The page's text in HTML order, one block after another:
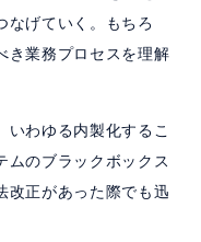
なげていく。もちろ
き業務プロセスを理解
いわゆる内製化するこ
ムのブラックボックス
改正があった際でも迅